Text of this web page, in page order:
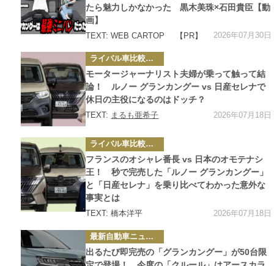
たら魅力しかなかった 黒木美珠×石田貴臣【動
画】
TEXT: WEB CARTOP 【PR】 2026年07月30日
カ
テ
ゴ
リ
ー
ライバル車比較テスト
モータージャーナリスト夫婦が乗って触って結
論！ ルノー グランカングー vs 日産セレナで
休日の主役になるのはドッチ？
TEXT: まるも亜希子 2026年07月18日
カ
テ
ゴ
リ
ー
ライバル車比較テスト
フランスのオシャレ番長 vs 日本のオモテナシ
王！ 秒で完売した「ルノー グランカングー」
と「日産セレナ」を乗り比べてわかった意外な
事実とは
TEXT: 橋本洋平 2026年07月18日
カ
テ
ゴ
リ
ー
最新自動車ニュース
出るたび即完売の「グランカングー」が50台限